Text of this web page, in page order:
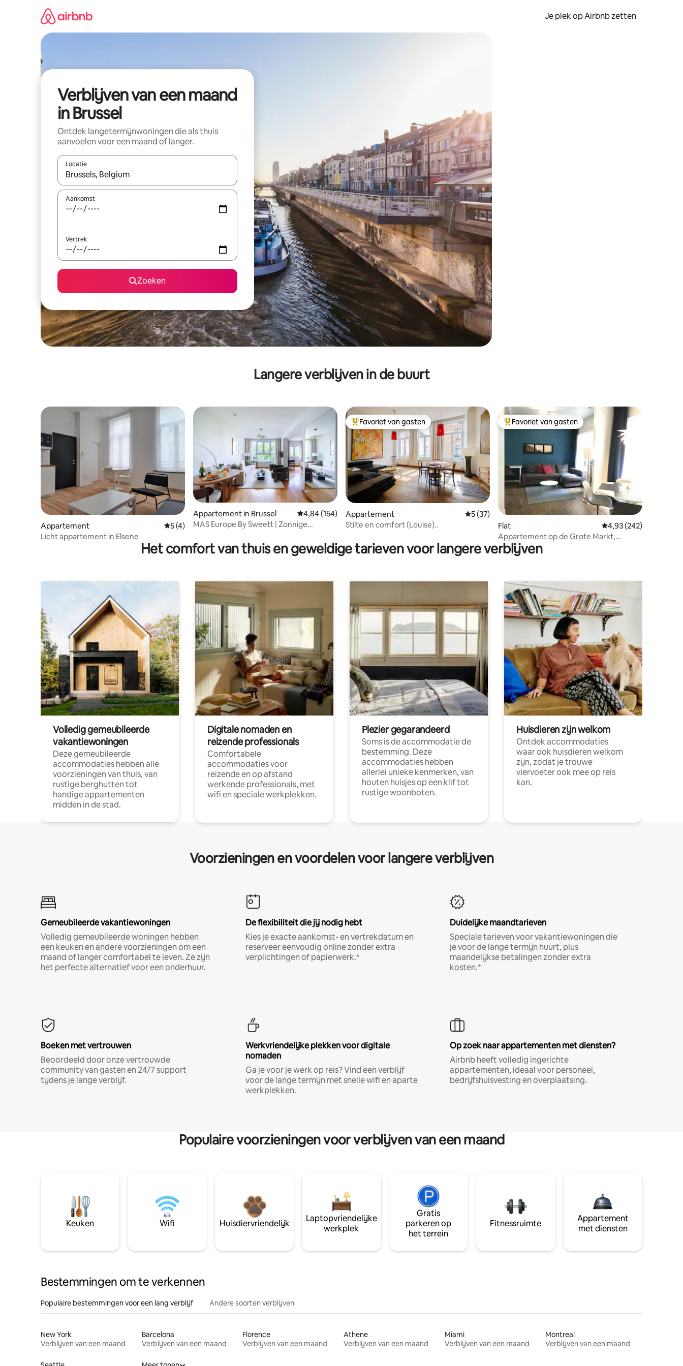
Je plek op Airbnb zetten
Verblijven van een maand
in Brussel
Ontdek langetermijnwoningen die als thuis
aanvoelen voor een maand of langer.
Locatie
Wanneer er resultaten beschikbaar zijn, maak je een keuze met je de pijltjestoetsen omhoog en omlaag, óf door te tikken of swipen.
Aankomst
Vertrek
Zoeken
Langere verblijven in de buurt
Appartement Gemiddelde beoordeling van 5 op 5, 4 recensies
5 (4)
Licht appartement in Elsene
Appartement in Brussel Gemiddelde beoordeling van 4,84 op 5, 154 recensies
4,84 (154)
MAS Europe By Sweett | Zonnige
Topfavoriet van gasten
Favoriet van gasten
Appartement Gemiddelde beoordeling van 5 op 5, 37 recensies
5 (37)
Stilte en comfort (Louise)..
Topfavoriet van gasten
Favoriet van gasten
Flat Gemiddelde
4,93 (242)
Appartement op de Grote Markt,
minimum 3 maanden
Het comfort van thuis en geweldige tarieven voor langere verblijven
Volledig gemeubileerde
vakantiewoningen
Deze gemeubileerde
accommodaties hebben alle
voorzieningen van thuis, van
rustige berghutten tot
handige appartementen
midden in de stad.
Digitale nomaden en
reizende professionals
Comfortabele
accommodaties voor
reizende en op afstand
werkende professionals, met
wifi en speciale werkplekken.
Plezier gegarandeerd
Soms is de accommodatie de
bestemming. Deze
accommodaties hebben
allerlei unieke kenmerken, van
houten huisjes op een klif tot
rustige woonboten.
Huisdieren zijn welkom
Ontdek accommodaties
waar ook huisdieren welkom
zijn, zodat je trouwe
viervoeter ook mee op reis
kan.
Voorzieningen en voordelen voor langere verblijven
Gemeubileerde vakantiewoningen
Volledig gemeubileerde woningen hebben
een keuken en andere voorzieningen om een
maand of langer comfortabel te leven. Ze zijn
het perfecte alternatief voor een onderhuur.
De flexibiliteit die jij nodig hebt
Kies je exacte aankomst- en vertrekdatum en
reserveer eenvoudig online zonder extra
verplichtingen of papierwerk.*
Duidelijke maandtarieven
Speciale tarieven voor vakantiewoningen die
je voor de lange termijn huurt, plus
maandelijkse betalingen zonder extra
kosten.*
Boeken met vertrouwen
Beoordeeld door onze vertrouwde
community van gasten en 24/7 support
tijdens je lange verblijf.
Werkvriendelijke plekken voor digitale
nomaden
Ga je voor je werk op reis? Vind een verblijf
voor de lange termijn met snelle wifi en aparte
werkplekken.
Op zoek naar appartementen met diensten?
Airbnb heeft volledig ingerichte
appartementen, ideaal voor personeel,
bedrijfshuisvesting en overplaatsing.
Populaire voorzieningen voor verblijven van een maand
Keuken Wifi Huisdiervriendelijk
Laptopvriendelijke
werkplek
Gratis
parkeren op
het terrein
Fitnessruimte
Appartement
met diensten
Bestemmingen om te verkennen
Populaire bestemmingen voor een lang verblijf Andere soorten verblijven
New York
Verblijven van een maand
Barcelona
Verblijven van een maand
Florence
Verblijven van een maand
Athene
Verblijven van een maand
Miami
Verblijven van een maand
Montreal
Verblijven van een maand